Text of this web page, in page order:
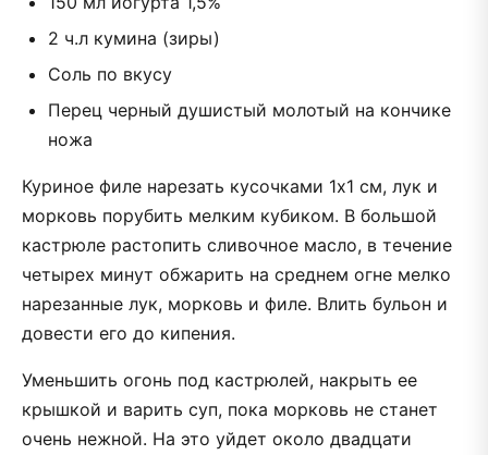
2 ч.л кумина (зиры)
Соль по вкусу
Перец черный душистый молотый на кончике
ножа
Куриное филе нарезать кусочками 1х1 см, лук и
морковь порубить мелким кубиком. В большой
кастрюле растопить сливочное масло, в течение
четырех минут обжарить на среднем огне мелко
нарезанные лук, морковь и филе. Влить бульон и
довести его до кипения.
Уменьшить огонь под кастрюлей, накрыть ее
крышкой и варить суп, пока морковь не станет
очень нежной. На это уйдет около двадцати